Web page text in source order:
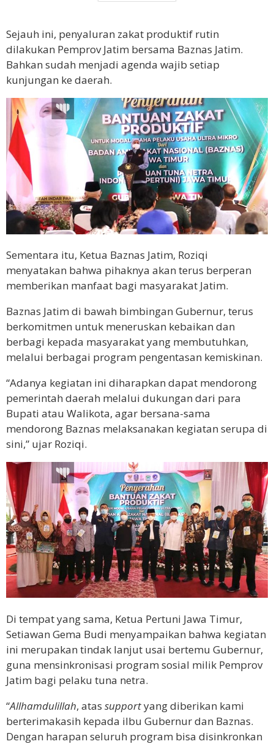
Sejauh ini, penyaluran zakat produktif rutin
dilakukan Pemprov Jatim bersama Baznas Jatim.
Bahkan sudah menjadi agenda wajib setiap
kunjungan ke daerah.
Sementara itu, Ketua Baznas Jatim, Roziqi
menyatakan bahwa pihaknya akan terus berperan
memberikan manfaat bagi masyarakat Jatim.
Baznas Jatim di bawah bimbingan Gubernur, terus
berkomitmen untuk meneruskan kebaikan dan
berbagi kepada masyarakat yang membutuhkan,
melalui berbagai program pengentasan kemiskinan.
“Adanya kegiatan ini diharapkan dapat mendorong
pemerintah daerah melalui dukungan dari para
Bupati atau Walikota, agar bersana-sama
mendorong Baznas melaksanakan kegiatan serupa di
sini,” ujar Roziqi.
Di tempat yang sama, Ketua Pertuni Jawa Timur,
Setiawan Gema Budi menyampaikan bahwa kegiatan
ini merupakan tindak lanjut usai bertemu Gubernur,
guna mensinkronisasi program sosial milik Pemprov
Jatim bagi pelaku tuna netra.
“Allhamdulillah, atas supportyang diberikan kami
berterimakasih kepada iIbu Gubernur dan Baznas.
Dengan harapan seluruh program bisa disinkronkan